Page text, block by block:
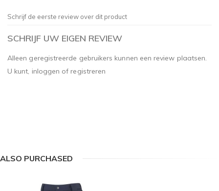
Schrijf de eerste review over dit product
SCHRIJF UW EIGEN REVIEW
Alleen geregistreerde gebruikers kunnen een review plaatsen.
U kunt, inloggen ofregistreren
ALSO PURCHASED